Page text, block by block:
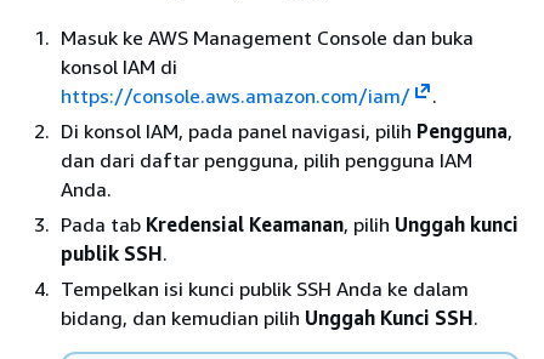
Masuk ke AWS Management Console dan buka
konsol IAM di
https://console.aws.amazon.com/iam/
.
Di konsol IAM, pada panel navigasi, pilih Pengguna,
dan dari daftar pengguna, pilih pengguna IAM
Anda.
Pada tab Kredensial Keamanan, pilih Unggah kunci
publik SSH.
Tempelkan isi kunci publik SSH Anda ke dalam
bidang, dan kemudian pilih Unggah Kunci SSH.